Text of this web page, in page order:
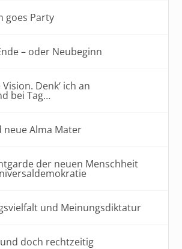
goes Party
– oder Neubeginn
Denk‘ ich an
bei Tag…
neue Alma Mater
der neuen Menschheit
und Meinungsdiktatur
doch rechtzeitig